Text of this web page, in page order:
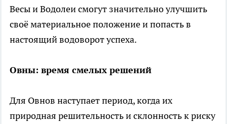
Весы и Водолеи смогут значительно улучшить
своё материальное положение и попасть в
настоящий водоворот успеха.
Овны: время смелых решений
Для Овнов наступает период, когда их
природная решительность и склонность к риску